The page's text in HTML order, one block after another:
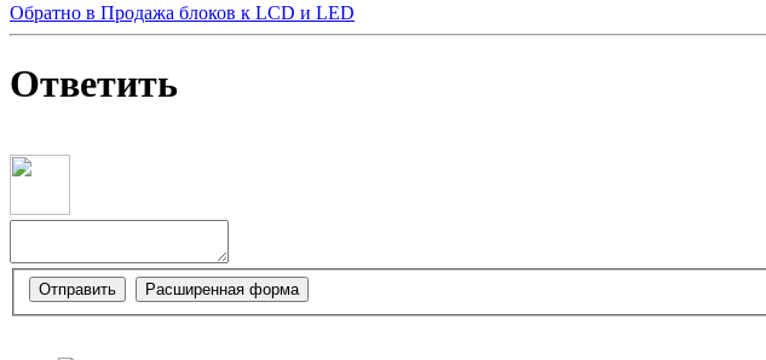
Обратно в Продажа блоков к LCD и LED
Ответить